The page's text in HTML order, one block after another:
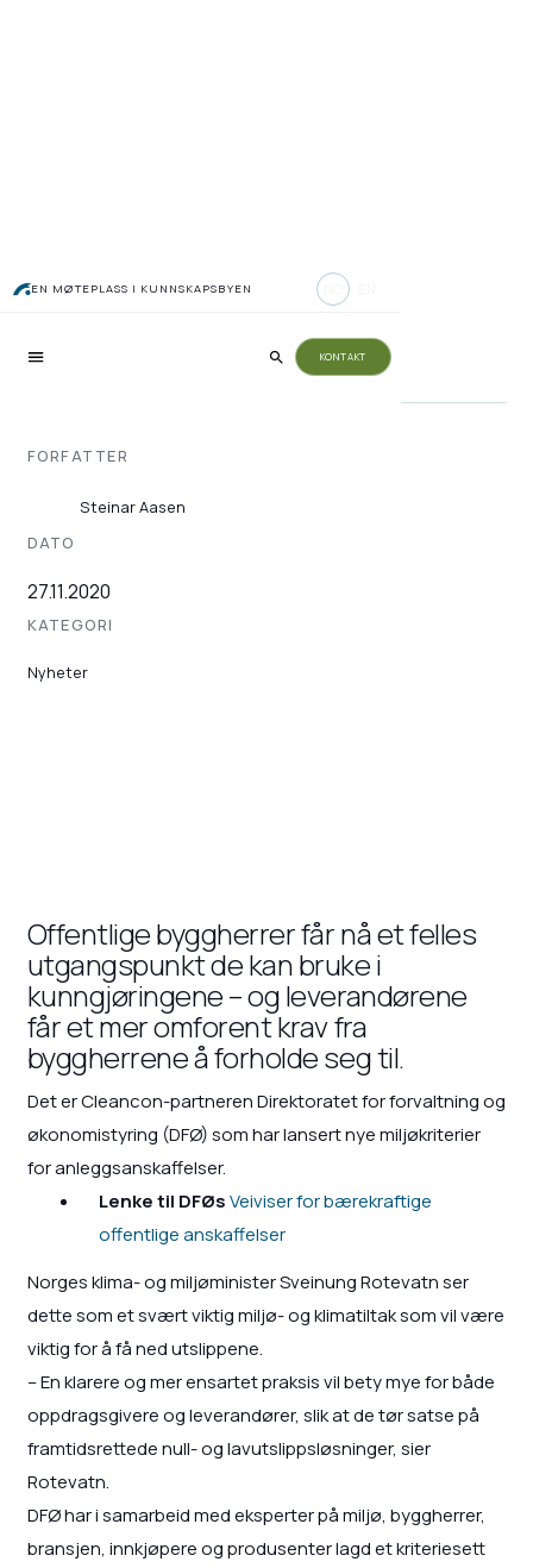
EN MØTEPLASS I KUNNSKAPSBYEN
KONTAKT
Nye miljøkriterier for
anleggsbransjen
FORFATTER
Steinar Aasen
DATO
27.11.2020
KATEGORI
Nyheter
Offentlige byggherrer får nå et felles
utgangspunkt de kan bruke i
kunngjøringene – og leverandørene
får et mer omforent krav fra
byggherrene å forholde seg til.
Det er Cleancon-partneren Direktoratet for forvaltning og
økonomistyring (DFØ) som har lansert nye miljøkriterier
for anleggsanskaffelser.
Lenke til DFØsVeiviser for bærekraftige
offentlige anskaffelser
Norges klima- og miljøminister Sveinung Rotevatn ser
dette som et svært viktig miljø- og klimatiltak som vil være
viktig for å få ned utslippene.
– En klarere og mer ensartet praksis vil bety mye for både
oppdragsgivere og leverandører, slik at de tør satse på
framtidsrettede null- og lavutslippsløsninger, sier
Rotevatn.
DFØ har i samarbeid med eksperter på miljø, byggherrer,
bransjen, innkjøpere og produsenter lagd et kriteriesett